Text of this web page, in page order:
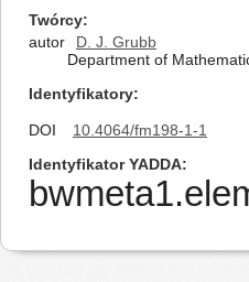
Twórcy
autor
D. J. Grubb
Department of
Identyfikatory
DOI
10.4064/fm198-1-1
Identyfikator YADDA